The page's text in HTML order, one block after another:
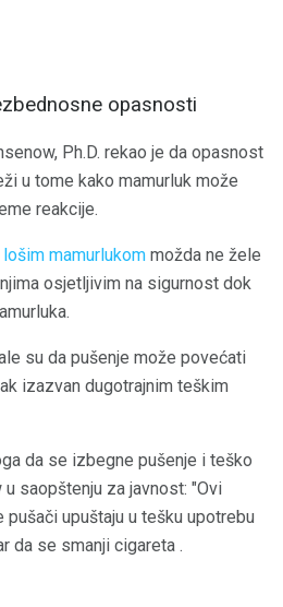
opasnosti
Ph.D. rekao je da opasnost
u tome kako mamurluk može
reakcije.
lošim mamurlukom možda ne žele
osjetljivim na sigurnost dok
su da pušenje može povećati
izazvan dugotrajnim teškim
da se izbegne pušenje i teško
saopštenju za javnost: "Ovi
upuštaju u tešku upotrebu
da se smanji cigareta .